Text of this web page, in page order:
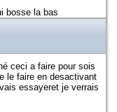
bosse la bas
ceci a faire pour sois
le faire en desactivant
essayeret je verrais